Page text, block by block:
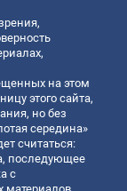
на этом
этого сайта,
но без
середина»
считаться:
последующее
с